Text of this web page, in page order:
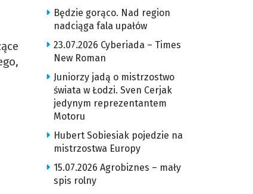
Będzie gorąco. Nad region
nadciąga fala upałów
23.07.2026 Cyberiada – Times
New Roman
Juniorzy jadą o mistrzostwo
świata w Łodzi. Sven Cerjak
jedynym reprezentantem
Motoru
Hubert Sobiesiak pojedzie na
mistrzostwa Europy
15.07.2026 Agrobiznes – mały
spis rolny